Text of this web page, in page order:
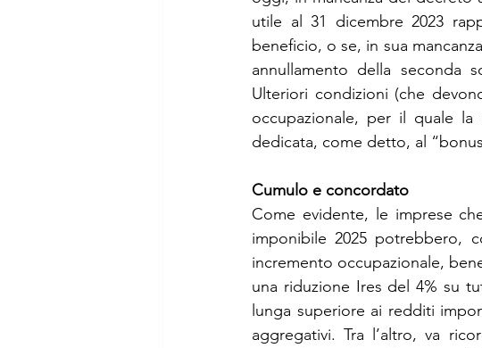
utile al 31 dicembre 2023
beneficio, o se, in sua
annullamento della seconda
Ulteriori condizioni (che
occupazionale, per il quale la
dedicata, come detto, al
Cumulo e concordato
Come evidente, le imprese
imponibile 2025 potrebbero,
incremento occupazionale,
una riduzione Ires del 4% su
lunga superiore ai redditi
aggregativi. Tra l’altro, va